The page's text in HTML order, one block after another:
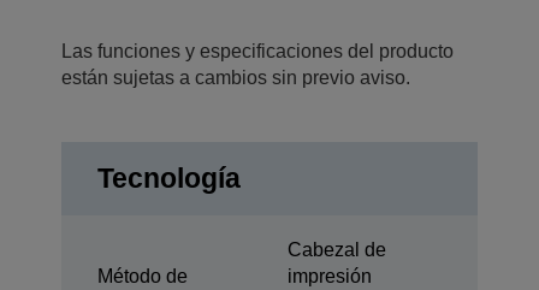
Las funciones y especificaciones del producto
están sujetas a cambios sin previo aviso.
Tecnología
Método de
Cabezal de
impresión